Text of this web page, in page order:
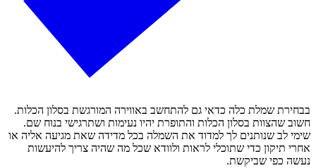
שמלת כלה כדאי גם להתחשב באווירה המורגשת בסלון הכלות.
שהצוות בסלון הכלות והתופרת יהיו נעימות ושתרגישי בנוח שם.
לב שנותנים לך למדוד את השמלה בכל מדידה שאת מגיעה אליה או
תיקון כדי שתוכלי לראות ולוודא שכל מה שהיה צריך להיעשות
כפי שביקשת.